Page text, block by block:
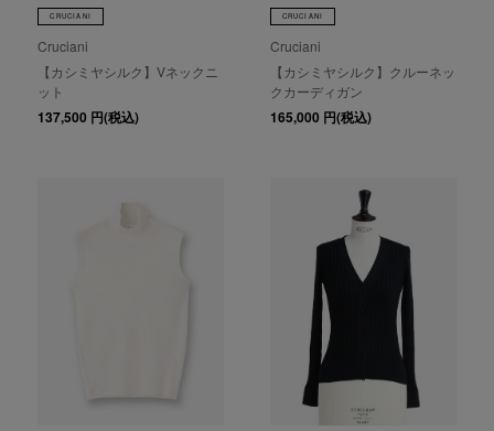
CRUCIANI
Cruciani
【カシミヤシルク】Vネックニ
ット
137,500 円(税込)
CRUCIANI
Cruciani
【カシミヤシルク】クルーネッ
クカーディガン
165,000 円(税込)